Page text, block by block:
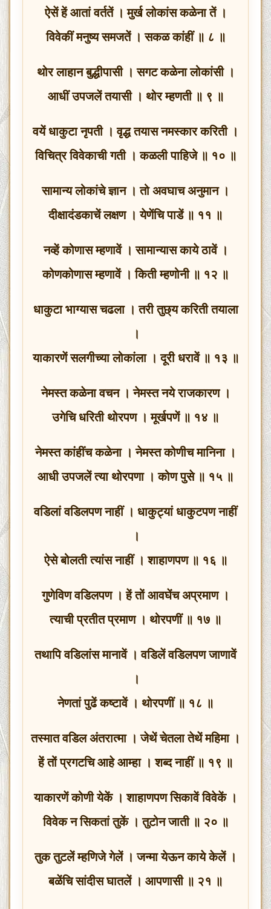
ऐसें हें आतां वर्ततें । मुर्ख लोकांस कळेना तें ।
विवेकीं मनुष्य समजतें । सकळ कांहीं ॥ ८ ॥
थोर लाहान बुद्धीपासी । सगट कळेना लोकांसी ।
आधीं उपजलें तयासी । थोर म्हणती ॥ ९ ॥
वयें धाकुटा नृपती । वृद्ध तयास नमस्कार करिती ।
विचित्र विवेकाची गती । कळली पाहिजे ॥ १० ॥
सामान्य लोकांचे ज्ञान । तो अवघाच अनुमान ।
दीक्षादंडकाचें लक्षण । येणेंचि पाडें ॥ ११ ॥
नव्हें कोणास म्हणावें । सामान्यास काये ठावें ।
कोणकोणास म्हणावें । किती म्हणोनी ॥ १२ ॥
धाकुटा भाग्यास चढला । तरी तुछ्य करिती तयाला
।
याकारणें सलगीच्या लोकांला । दूरी धरावें ॥ १३ ॥
नेमस्त कळेना वचन । नेमस्त नये राजकारण ।
उगेचि धरिती थोरपण । मूर्खपणें ॥ १४ ॥
नेमस्त कांहींच कळेना । नेमस्त कोणीच मानिना ।
आधी उपजलें त्या थोरपणा । कोण पुसे ॥ १५ ॥
वडिलां वडिलपण नाहीं । धाकुट्यां धाकुटपण नाहीं
।
ऐसे बोलती त्यांस नाहीं । शाहाणपण ॥ १६ ॥
गुणेविण वडिलपण । हें तों आवघेंच अप्रमाण ।
त्याची प्रतीत प्रमाण । थोरपणीं ॥ १७ ॥
तथापि वडिलांस मानावें । वडिलें वडिलपण जाणावें
।
नेणतां पुढें कष्टावें । थोरपणीं ॥ १८ ॥
तस्मात वडिल अंतरात्मा । जेथें चेतला तेथें महिमा ।
हें तों प्रगटचि आहे आम्हा । शब्द नाहीं ॥ १९ ॥
याकारणें कोणी येकें । शाहाणपण सिकावें विवेकें ।
विवेक न सिकतां तुकें । तुटोन जाती ॥ २० ॥
तुक तुटलें म्हणिजे गेलें । जन्मा येऊन काये केलें ।
बळेंचि सांदीस घातलें । आपणासी ॥ २१ ॥